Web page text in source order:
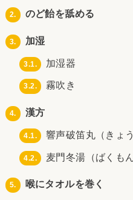
2. のど飴を舐める
3. 加湿
3.1. 加湿器
3.2. 霧吹き
4. 漢方
4.1. 響声破笛丸（きょ
4.2. 麦門冬湯（ばくも
5. 喉にタオルを巻く